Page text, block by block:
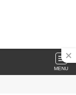
MENU